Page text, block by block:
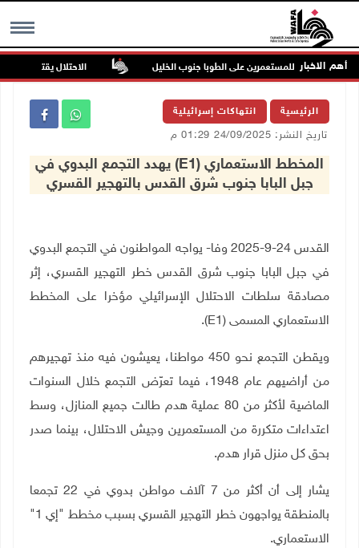
MENU أهم الاخبار
في هجوم للمستعمرين على الطوبا جنوب الخليل الاحتلال يقتحم عورتا
الرئيسية انتهاكات إسرائيلية
تاريخ النشر: 24/09/2025 01:29 م
المخطط الاستعماري (E1) يهدد التجمع البدوي في
جبل البابا جنوب شرق القدس بالتهجير القسري
القدس 24-9-2025 وفا- يواجه المواطنون في التجمع البدوي
في جبل البابا جنوب شرق القدس خطر التهجير القسري، إثر
مصادقة سلطات الاحتلال الإسرائيلي مؤخرا على المخطط
الاستعماري المسمى (E1)
.
ويقطن التجمع نحو 450 مواطنا، يعيشون فيه منذ تهجيرهم
من أراضيهم عام 1948، فيما تعرّض التجمع خلال السنوات
الماضية لأكثر من 80 عملية هدم طالت جميع المنازل، وسط
اعتداءات متكررة من المستعمرين وجيش الاحتلال، بينما صدر
بحق كل منزل قرار هدم.
يشار إلى أن أكثر من 7 آلاف مواطن بدوي في 22 تجمعا
بالمنطقة يواجهون خطر التهجير القسري بسبب مخطط "إي 1"
الاستعماري.